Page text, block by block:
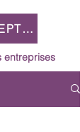
HORIZON CONCEPT 2.0
entreprises